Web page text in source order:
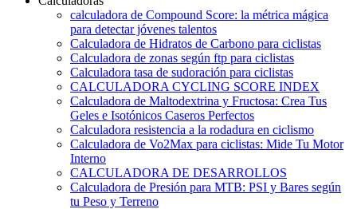
calculadora de Compound Score: la métrica mágica
para detectar jóvenes talentos
Calculadora de Hidratos de Carbono para ciclistas
Calculadora de zonas según ftp para ciclistas
Calculadora tasa de sudoración para ciclistas
CALCULADORA CYCLING SCORE INDEX
Calculadora de Maltodextrina y Fructosa: Crea Tus
Geles e Isotónicos Caseros Perfectos
Calculadora resistencia a la rodadura en ciclismo
Calculadora de Vo2Max para ciclistas: Mide Tu Motor
Interno
CALCULADORA DE DESARROLLOS
Calculadora de Presión para MTB: PSI y Bares según
tu Peso y Terreno